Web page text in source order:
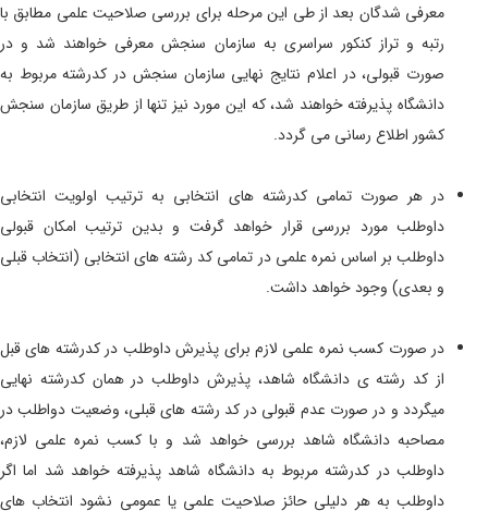
معرفی شدگان بعد از طی این مرحله برای بررسی صلاحیت علمی مطابق با
رتبه و تراز کنکور سراسری به سازمان سنجش معرفی خواهند شد و در
صورت قبولی، در اعلام نتایج نهایی سازمان سنجش در کدرشته مربوط به
دانشگاه پذیرفته خواهند شد، که این مورد نیز تنها از طریق سازمان سنجش
کشور اطلاع رسانی می گردد.
در هر صورت تمامی کدرشته های انتخابی به ترتیب اولویت انتخابی
داوطلب مورد بررسی قرار خواهد گرفت و بدین ترتیب امکان قبولی
داوطلب بر اساس نمره علمی در تمامی کد رشته های انتخابی (انتخاب قبلی
و بعدی) وجود خواهد داشت.
در صورت کسب نمره علمی لازم برای پذیرش داوطلب در کدرشته های قبل
از کد رشته ی دانشگاه شاهد، پذیرش داوطلب در همان کدرشته نهایی
میگردد و در صورت عدم قبولی در کد رشته های قبلی، وضعیت دواطلب در
مصاحبه دانشگاه شاهد بررسی خواهد شد و با کسب نمره علمی لازم،
داوطلب در کدرشته مربوط به دانشگاه شاهد پذیرفته خواهد شد اما اگر
داوطلب به هر دلیلی حائز صلاحیت علمی یا عمومی نشود انتخاب های